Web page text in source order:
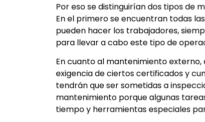
Por eso se distinguirían dos tipos de
En el primero se encuentran todas
pueden hacer los trabajadores,
para llevar a cabo este tipo de
En cuanto al mantenimiento
exigencia de ciertos certificados y
tendrán que ser sometidas a
mantenimiento porque algunas
tiempo y herramientas especiales